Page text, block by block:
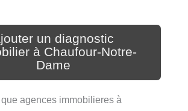
un diagnostic
à Chaufour-Notre-
Dame
agences immobilieres à